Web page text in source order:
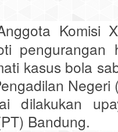
Komisi
pengurangan
kasus bola
Negeri
dilakukan
Bandung.